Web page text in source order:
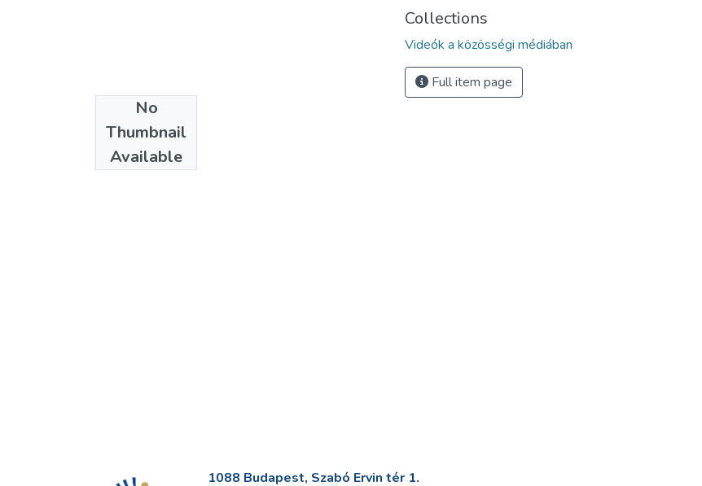
No
Thumbnail
Available
Collections
Videók a közösségi médiában
Full item page
1088 Budapest, Szabó Ervin tér 1.